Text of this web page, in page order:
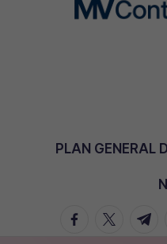
VPLAN GENERAL
facebook.com
twitter.com
t.me